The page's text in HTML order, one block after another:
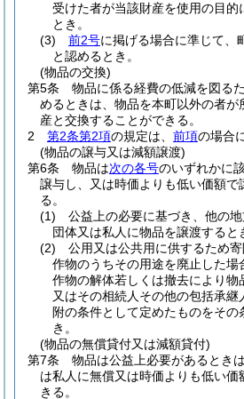
受けた者が当該財産を使用の目的
とき。
(3)
前2号に掲げる場合に準じて、
と認めるとき。
(物品の交換)
第5条
物品に係る経費の低減を図る
めるときは、物品を本町以外の者が
産と交換することができる。
2
第2条第2項の規定は、 前項の場合
(物品の譲与又は減額譲渡)
第6条
物品は次の各号のいずれかに
譲与し、又は時価よりも低い価額で
る。
(1)
公益上の必要に基づき、他の
団体又は私人に物品を譲渡すると
(2)
公用又は公共用に供するため
作物のうちその用途を廃止した場
作物の解体若しくは撤去により物
又はその相続人その他の包括承
附の条件として定めたものをその
き。
(物品の無償貸付又は減額貸付)
第7条
物品は公益上必要があるとき
は私人に無償又は時価よりも低い
きる。